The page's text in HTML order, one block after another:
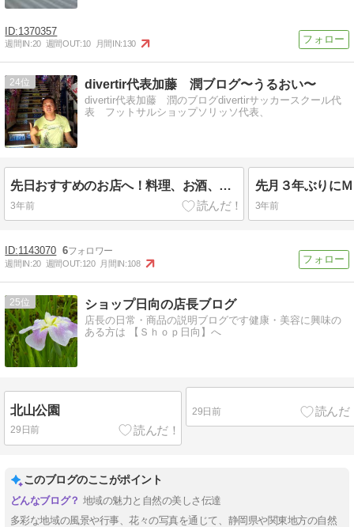
1370357
週間IN:20 週間OUT:10 月間IN:130
24 divertir代表加藤 潤ブログ〜うるおい〜
divertir代表加藤 潤のブログdivertirサッカースクール代
表 フットサルショップソリッソ代表、
先日おすすめのお店へ！料理、お酒、スタッフ、全て大満足でした！@yakitori....
3年前 3年前
1143070 6
週間IN:20 週間OUT:120 月間IN:108
25 ショップ日向の店長ブログ
店長の日常・商品の説明ブログです健康・美容に興味の
ある方は 【Ｓｈｏｐ日向】へ
北山公園
29日前
29日前
このブログのここがポイント
地域の魅力と自然の美しさ伝達
多彩な地域の風景や行事、花々の写真を通じて、静岡県や関東地方の自然